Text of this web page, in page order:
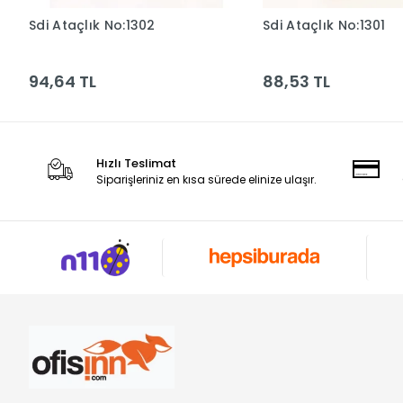
Sepete Ekle
Sdi Ataçlık No:1302
94,64 TL
Sepete
Sdi Ataçlık No:1301
88,53 TL
Hızlı Teslimat
Siparişleriniz en kısa sürede elinize ulaşır.